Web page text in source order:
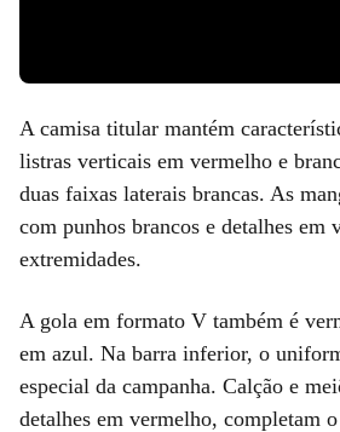
A camisa titular mantém
listras verticais em vermelho e
duas faixas laterais brancas. As
com punhos brancos e detalhes em
extremidades.
A gola em formato V também é
em azul. Na barra inferior, o
especial da campanha. Calção e
detalhes em vermelho, completam